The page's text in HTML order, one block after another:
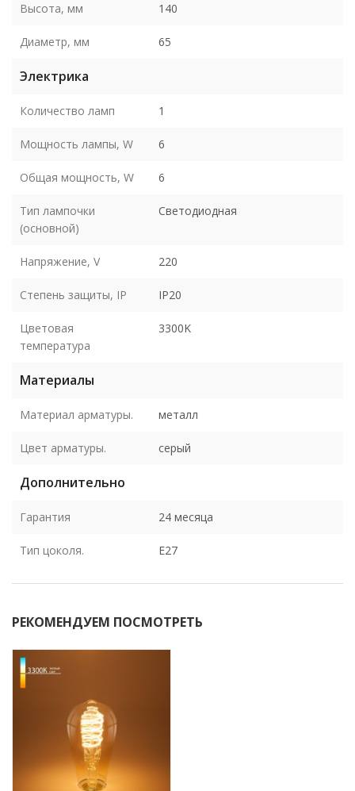
Высота, мм 140
Диаметр, мм 65
Электрика
Количество ламп 1
Мощность лампы, W 6
Общая мощность, W 6
Тип лампочки
(основной)
Светодиодная
Напряжение, V 220
Степень защиты, IP IP20
Цветовая
температура
3300K
Материалы
Материал арматуры. металл
Цвет арматуры. серый
Дополнительно
Гарантия 24 месяца
Тип цоколя. E27
РЕКОМЕНДУЕМ ПОСМОТРЕТЬ